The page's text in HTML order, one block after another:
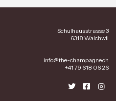
Schulhausstrasse 3
6318 Walchwil
info@the-champagne.ch
+41 79 618 06 26